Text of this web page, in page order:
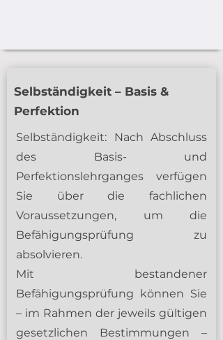
Selbständigkeit – Basis &
Perfektion
Selbständigkeit: Nach Abschluss
des Basis- und
Perfektionslehrganges verfügen
Sie über die fachlichen
Voraussetzungen, um die
Befähigungsprüfung zu
absolvieren.
Mit bestandener
Befähigungsprüfung können Sie
– im Rahmen der jeweils gültigen
gesetzlichen Bestimmungen –